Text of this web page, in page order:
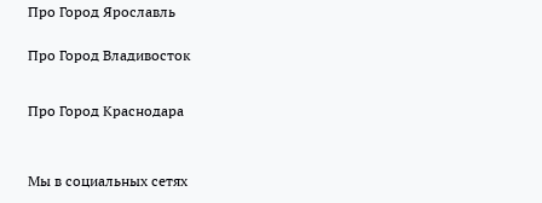
Про Город Ярославль
Про Город Владивосток
Про Город Краснодара
Мы в социальных сетях